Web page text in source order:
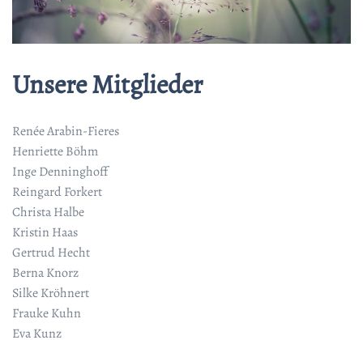
Unsere Mitglieder
Renée Arabin-Fieres
Henriette Böhm
Inge Denninghoff
Reingard Forkert
Christa Halbe
Kristin Haas
Gertrud Hecht
Berna Knorz
Silke Kröhnert
Frauke Kuhn
Eva Kunz